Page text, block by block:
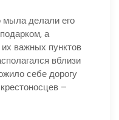
мыла делали его
а
важных пунктов
вблизи
себе дорогу
–